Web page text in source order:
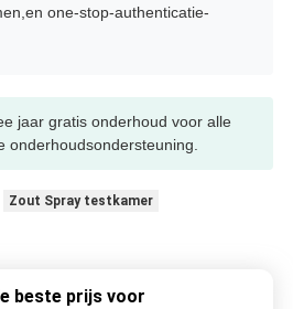
one-stop-authenticatie-
jaar gratis onderhoud voor alle
onderhoudsondersteuning.
Zout Spray testkamer
beste prijs voor